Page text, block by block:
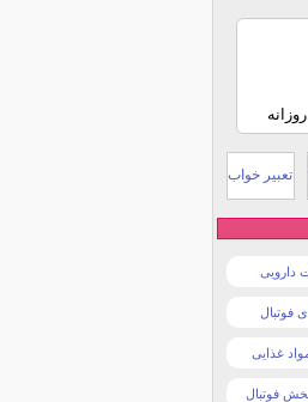
تعبیر خواب
دارویی
فوتبال
غذایی
فوتبال